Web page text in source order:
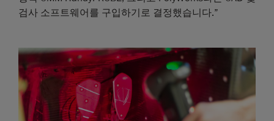
검사 소프트웨어를 구입하기로 결정했습니다.”